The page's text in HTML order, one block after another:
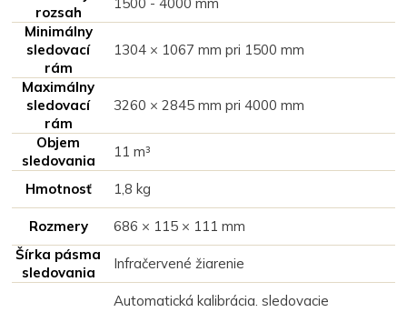
rozsah
Minimálny
sledovací
rám
1304 × 1067 mm pri 1500 mm
Maximálny
sledovací
rám
3260 × 2845 mm pri 4000 mm
Objem
sledovania
11 m³
Hmotnosť 1,8 kg
Rozmery
686 × 115 × 111 mm
Šírka pásma
sledovania
Infračervené žiarenie
Automatická kalibrácia. sledovacie